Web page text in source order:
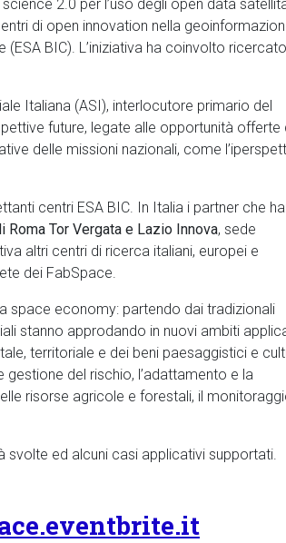
2.0 per l’uso degli open data
di open innovation nella
BIC). L’iniziativa ha coinvolto
Italiana (ASI), interlocutore primario del
future, legate alle opportunità offerte
delle missioni nazionali, come
centri ESA BIC. In Italia i partner che
Roma Tor Vergata e Lazio Innova, sede
altri centri di ricerca italiani, europei e
dei FabSpace.
space economy: partendo dai tradizionali
stanno approdando in nuovi ambiti
territoriale e dei beni paesaggistici e
del rischio, l’adattamento e la
risorse agricole e forestali, il
svolte ed alcuni casi applicativi supportati.